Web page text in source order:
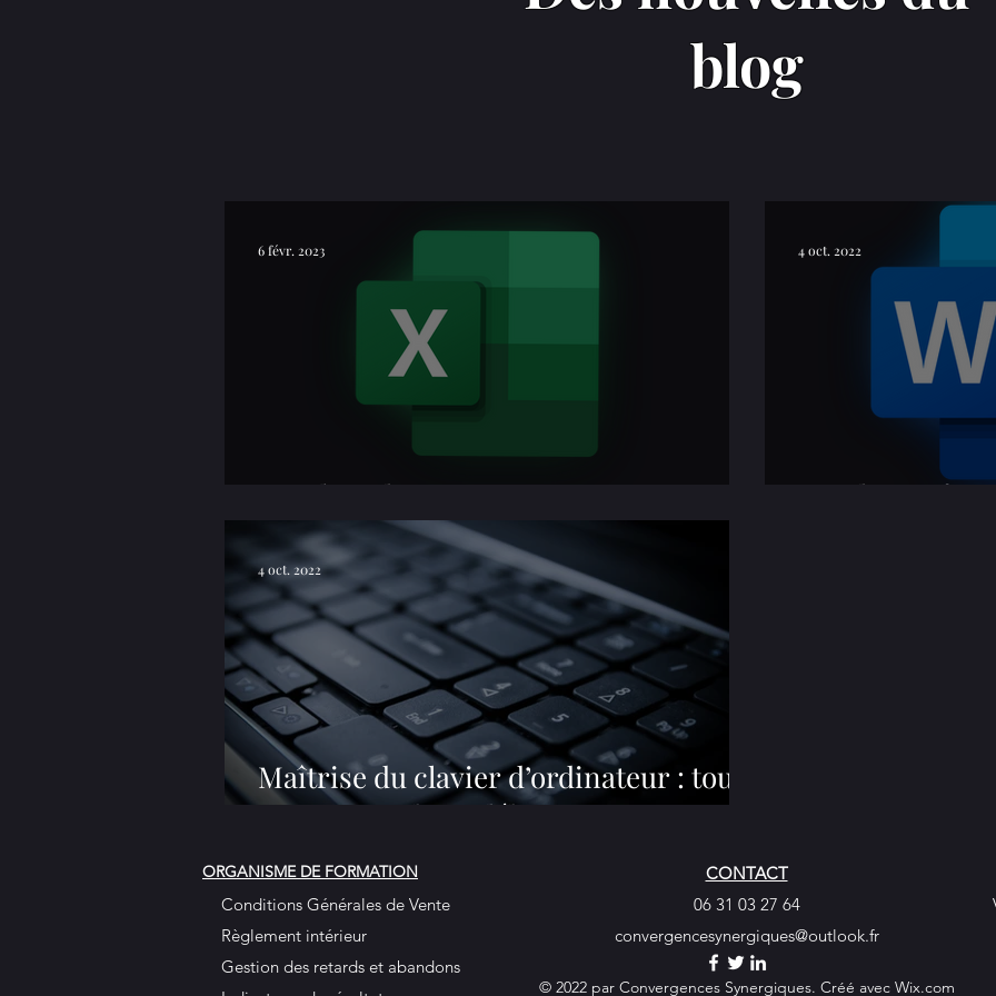
blog
Excel : Aide et apprentissage
6 févr. 2023
Word : Les
4 oct. 2022
Maîtrise du clavier d’ordinateur : tout
savoir pour bien débuter
4 oct. 2022
ORGANISME DE FORMATION
CONTACT
Conditions Générales de Vente
06 31 03 27 64
Règlement intérieur
Gestion des retards et abandons
convergencesynergiques@outlook.fr
© 2022 par Convergences Synergiques. Créé avec Wix.com